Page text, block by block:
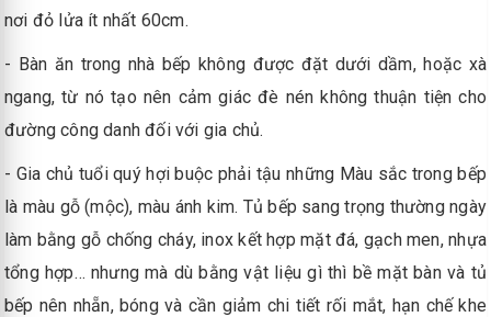
nơi đỏ lửa ít nhất 60cm.
- Bàn ăn trong nhà bếp không được đặt dưới dầm, hoặc xà
ngang, từ nó tạo nên cảm giác đè nén không thuận tiện cho
đường công danh đối với gia chủ.
- Gia chủ tuổi quý hợi buộc phải tậu những Màu sắc trong bếp
là màu gỗ (mộc), màu ánh kim. Tủ bếp sang trọng thường ngày
làm bằng gỗ chống cháy, inox kết hợp mặt đá, gạch men, nhựa
tổng hợp… nhưng mà dù bằng vật liệu gì thì bề mặt bàn và tủ
bếp nên nhẵn, bóng và cần giảm chi tiết rối mắt, hạn chế khe